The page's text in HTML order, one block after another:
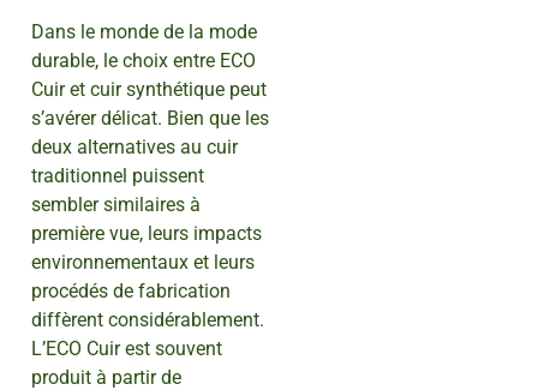
Dans le monde de la mode
durable, le choix entre ECO
Cuir et cuir synthétique peut
s’avérer délicat. Bien que les
deux alternatives au cuir
traditionnel puissent
sembler similaires à
première vue, leurs impacts
environnementaux et leurs
procédés de fabrication
diffèrent considérablement.
L’ECO Cuir est souvent
produit à partir de